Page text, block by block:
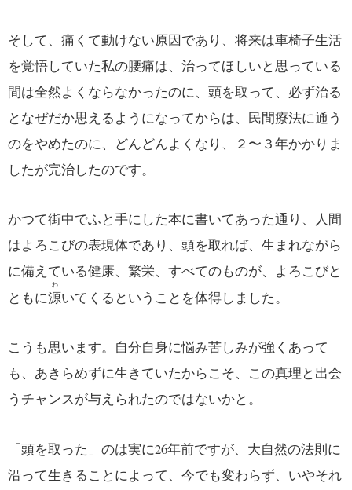
そして、痛くて動けない原因であり、将来は車椅子生活
を覚悟していた私の腰痛は、治ってほしいと思っている
間は全然よくならなかったのに、頭を取って、必ず治る
となぜだか思えるようになってからは、民間療法に通う
のをやめたのに、どんどんよくなり、２〜３年かかりま
したが完治したのです。
かつて街中でふと手にした本に書いてあった通り、人間
はよろこびの表現体であり、頭を取れば、生まれながら
に備えている健康、繁栄、すべてのものが、よろこびと
ともに源
わ
いてくるということを体得しました。
こうも思います。自分自身に悩み苦しみが強くあって
も、あきらめずに生きていたからこそ、この真理と出会
うチャンスが与えられたのではないかと。
「頭を取った」のは実に26年前ですが、大自然の法則に
沿って生きることによって、今でも変わらず、いやそれ